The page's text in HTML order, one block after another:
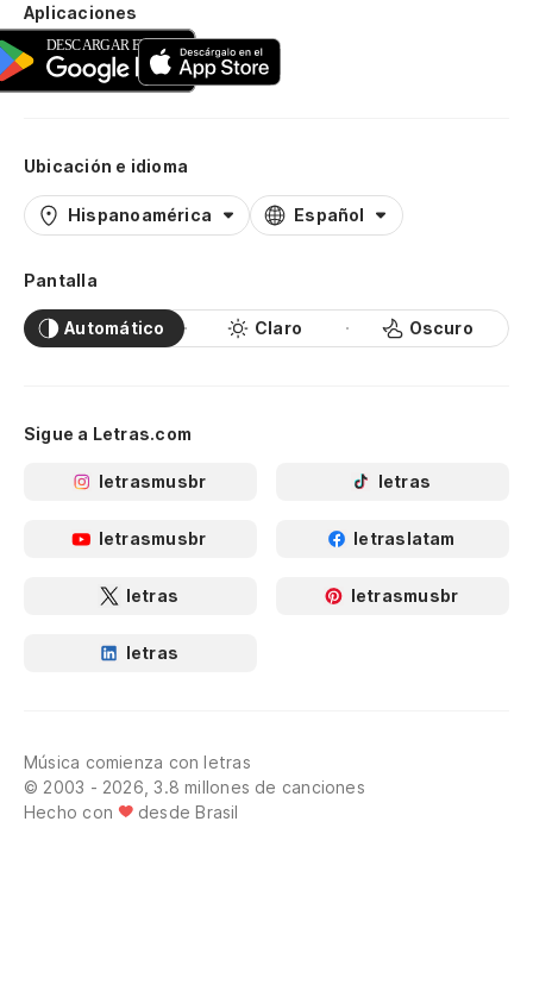
Aplicaciones
Ubicación e idioma
Hispanoamérica Español
Pantalla
Automático Claro Oscuro
Sigue a Letras.com
letrasmusbr letras
letrasmusbr letraslatam
letras letrasmusbr
letras
Música comienza con letras
© 2003 - 2026, 3.8 millones de canciones
Hecho con
desde Brasil